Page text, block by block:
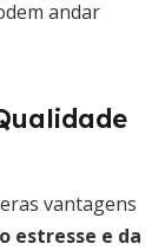
andar
vantagens
estresse e da